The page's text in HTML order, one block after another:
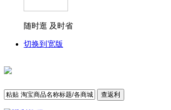
随时逛 及时省
切换到宽版
查返利